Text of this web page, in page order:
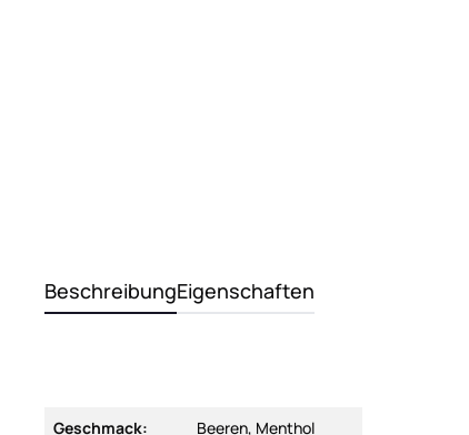
BeschreibungEigenschaften
Geschmack: Beeren, Menthol